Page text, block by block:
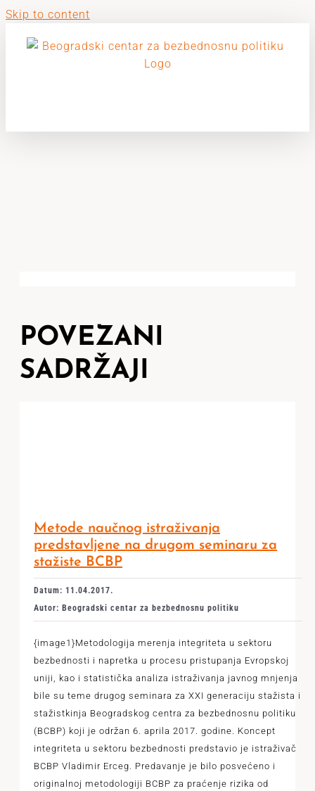
Skip to content
POVEZANI
SADRŽAJI
Metode naučnog istraživanja
predstavljene na drugom seminaru za
stažiste BCBP
Datum: 11.04.2017.
Autor: Beogradski centar za bezbednosnu politiku
{image1}Metodologija merenja integriteta u sektoru
bezbednosti i napretka u procesu pristupanja Evropskoj
uniji, kao i statistička analiza istraživanja javnog mnjenja
bile su teme drugog seminara za XXI generaciju stažista i
stažistkinja Beogradskog centra za bezbednosnu politiku
(BCBP) koji je održan 6. aprila 2017. godine. Koncept
integriteta u sektoru bezbednosti predstavio je istraživač
BCBP Vladimir Erceg. Predavanje je bilo posvećeno i
originalnoj metodologiji BCBP za praćenje rizika od